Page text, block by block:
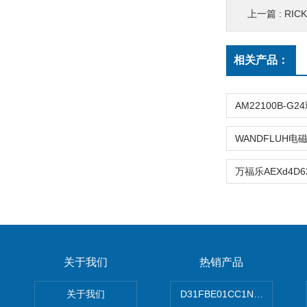
上一篇 :
相关产品：
关于我们
关于我们
热销产品